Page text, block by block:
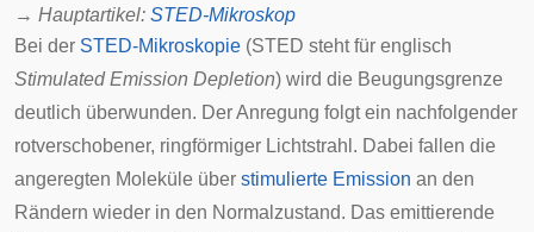
→ Hauptartikel: STED-Mikroskop
Bei der STED-Mikroskopie (STED steht für englisch
Stimulated Emission Depletion) wird die Beugungsgrenze
deutlich überwunden. Der Anregung folgt ein nachfolgender
rotverschobener, ringförmiger Lichtstrahl. Dabei fallen die
angeregten Moleküle über stimulierte Emission an den
Rändern wieder in den Normalzustand. Das emittierende